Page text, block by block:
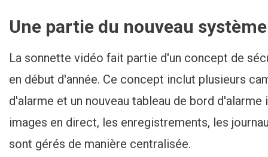
Une partie du nouveau
La sonnette vidéo fait partie d'un concept de
en début d'année. Ce concept inclut plusieurs
d'alarme et un nouveau tableau de bord
images en direct, les enregistrements, les
sont gérés de manière centralisée.